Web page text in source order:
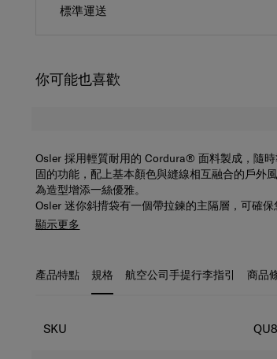
標準運送
你可能也喜歡
Osler 採用輕質耐用的 Cordura® 面料製成，隨
固的功能，配上基本顏色與縫線相互融合的戶外
為造型增添一絲優雅。
Osler 迷你斜揹袋有一個帶拉鍊的主隔層，可確
口袋為小物品提供額外的存儲空間。 肩帶配有襯
顯示更多
產品特點 規格 航空公司手提行李指引 商品
規格
SKU